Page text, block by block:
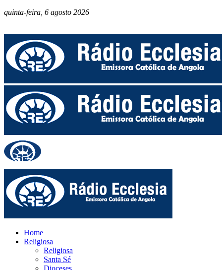
quinta-feira, 6 agosto 2026
Home
Religiosa
Religiosa
Santa Sé
Dioceses